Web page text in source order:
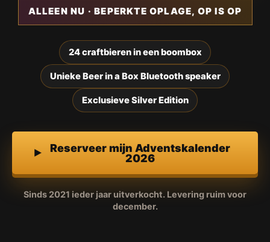
ALLEEN NU · BEPERKTE OPLAGE, OP IS OP
24 craftbieren in een boombox
Unieke Beer in a Box Bluetooth speaker
Exclusieve Silver Edition
Reserveer mijn Adventskalender
2026
Sinds 2021 ieder jaar uitverkocht. Levering ruim voor
december.